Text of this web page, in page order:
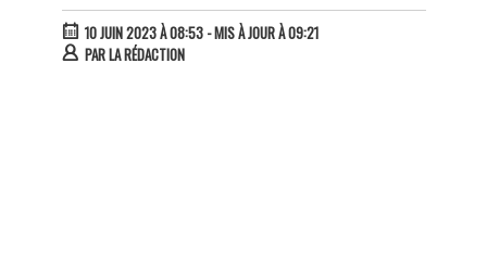
10 JUIN 2023 À 08:53- MIS À JOUR À 09:21
PARLA RÉDACTION